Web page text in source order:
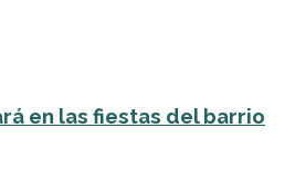
en las fiestas del barrio